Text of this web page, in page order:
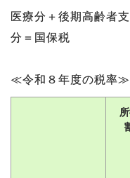
医療分＋後期高齢者
分＝国保税
≪令和８年度の税率≫